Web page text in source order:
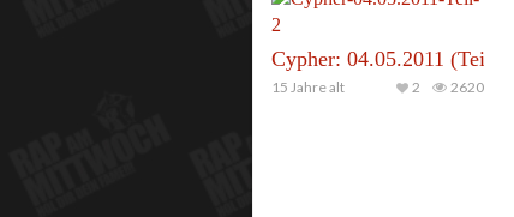
Cypher: 04.05.2011 (Teil 2)
15 Jahre alt 2620
2